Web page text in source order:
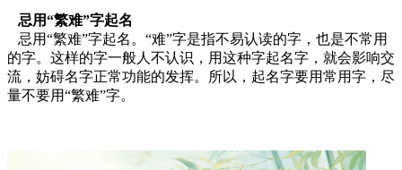
忌用“繁难”字起名
忌用“繁难”字起名。“难”字是指不易认读的字，也是不常用
的字。这样的字一般人不认识，用这种字起名字，就会影响交
流，妨碍名字正常功能的发挥。所以，起名字要用常用字，尽
量不要用“繁难”字。